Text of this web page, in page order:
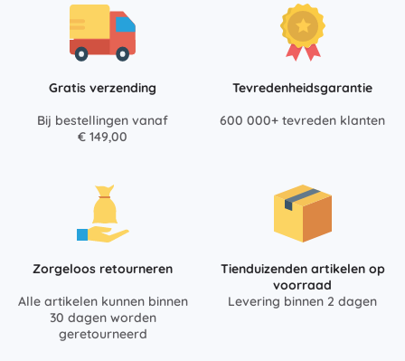
Gratis verzending
Bij bestellingen vanaf
€ 149,00
Tevredenheidsgarantie
600 000+ tevreden klanten
Zorgeloos retourneren
Alle artikelen kunnen binnen
30 dagen worden
geretourneerd
Tienduizenden artikelen op
voorraad
Levering binnen 2 dagen